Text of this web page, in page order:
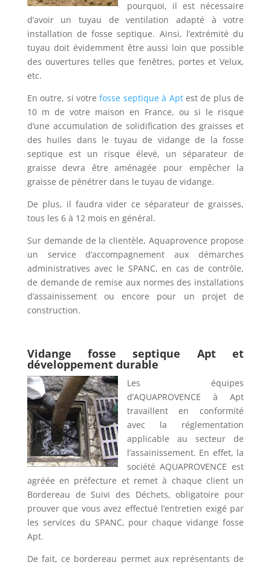
pourquoi, il est nécessaire
d’avoir un tuyau de ventilation adapté à votre
installation de fosse septique. Ainsi, l’extrémité du
tuyau doit évidemment être aussi loin que possible
des ouvertures telles que fenêtres, portes et Velux,
etc.
En outre, si votrefosse septique à Aptest de plus de
10 m de votre maison en France, ou si le risque
d’une accumulation de solidification des graisses et
des huiles dans le tuyau de vidange de la fosse
septique est un risque élevé, un séparateur de
graisse devra être aménagée pour empêcher la
graisse de pénétrer dans le tuyau de vidange.
De plus, il faudra vider ce séparateur de graisses,
tous les 6 à 12 mois en général.
Sur demande de la clientèle, Aquaprovence propose
un service d’accompagnement aux démarches
administratives avec le SPANC, en cas de contrôle,
de demande de remise aux normes des installations
d’assainissement ou encore pour un projet de
construction.
Vidange fosse septique Apt et
développement durable
Les équipes
d’AQUAPROVENCE à Apt
travaillent en conformité
avec la réglementation
applicable au secteur de
l’assainissement. En effet, la
société AQUAPROVENCE est
agréée en préfecture et remet à chaque client un
Bordereau de Suivi des Déchets, obligatoire pour
prouver que vous avez effectué l’entretien exigé par
les services du SPANC, pour chaque vidange fosse
Apt.
De fait, ce bordereau permet aux représentants de